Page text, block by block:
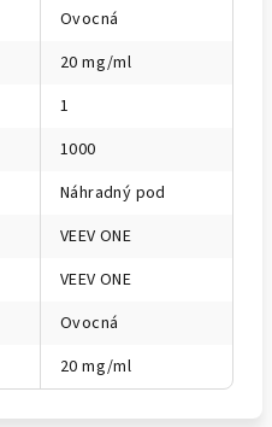
Ovocná
20 mg/ml
1
1000
Náhradný pod
VEEV ONE
VEEV ONE
Ovocná
20 mg/ml